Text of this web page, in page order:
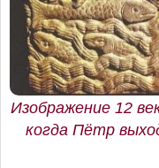
Изображение 12
когда Пётр